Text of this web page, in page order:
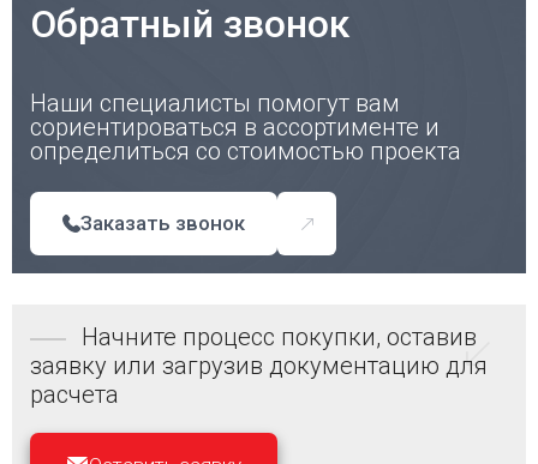
Обратный звонок
Наши специалисты помогут вам
сориентироваться в ассортименте и
определиться со стоимостью проекта
Заказать звонок
Начните процесс покупки, оставив
заявку или загрузив документацию для
расчета